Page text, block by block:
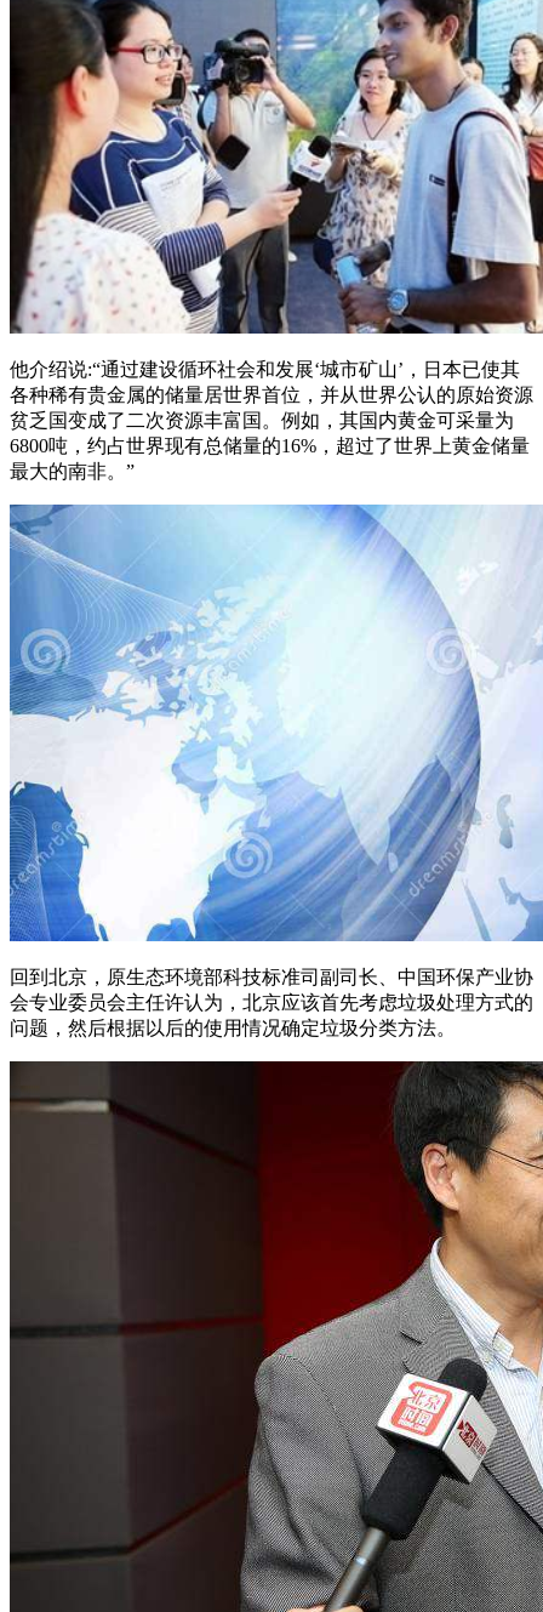
他介绍说:“通过建设循环社会和发展‘城市矿山’，日本已使其
各种稀有贵金属的储量居世界首位，并从世界公认的原始资源
贫乏国变成了二次资源丰富国。例如，其国内黄金可采量为
6800吨，约占世界现有总储量的16%，超过了世界上黄金储量
最大的南非。”
回到北京，原生态环境部科技标准司副司长、中国环保产业协
会专业委员会主任许认为，北京应该首先考虑垃圾处理方式的
问题，然后根据以后的使用情况确定垃圾分类方法。